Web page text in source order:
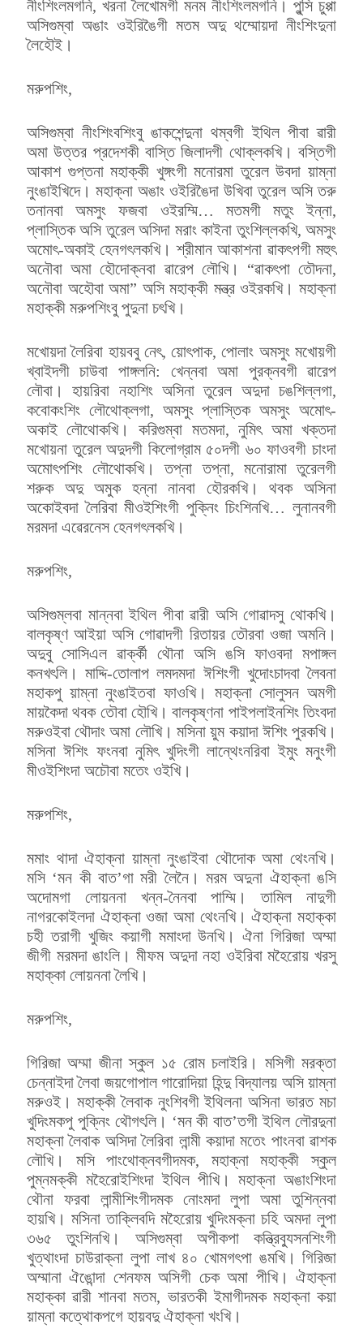
নীংশিংলমগনি, খরনা লৈখোমগী মনম নীংশিংলমগনি। পুন্সি চুপ্পা
অসিগুম্বা অঙাং ওইরিঙৈগী মতম অদু থম্মোয়দা নীংশিংদুনা
লৈহৌই।
মরুপশিং,
অসিগুম্বা নীংশিংবশিংবু ঙাকশেন্দুনা থম্বগী ইথিল পীবা ৱারী
অমা উত্তর প্রদেশকী বাস্তি জিলাদগী থোক্লকখি। বস্তিগী
আকাশ গুপ্তনা মহাক্কী খুঙ্গংগী মনোরমা তুরেল উবদা য়াম্না
নুংঙাইখিদে। মহাক্না অঙাং ওইরিঙৈদা উখিবা তুরেল অসি তরু
তনানবা অমসুং ফজবা ওইরম্মি… মতমগী মতুং ইন্না,
প্লাস্তিক অসি তুরেল অসিদা মরাং কাইনা তুংশিল্লকখি, অমসুং
অমোৎ-অকাই হেনগৎলকখি। শ্রীমান আকাশনা ৱাকৎপগী মহুৎ
অনৌবা অমা হৌদোক্নবা ৱারেপ লৌখি। “ৱাকৎপা তৌদনা,
অনৌবা অহৌবা অমা” অসি মহাক্কী মন্ত্র ওইরকখি। মহাক্না
মহাক্কী মরুপশিংবু পুদুনা চৎখি।
মখোয়দা লৈরিবা হায়ববু নেৎ, য়োৎপাক, পোলাং অমসুং মখোয়গী
খ্বাইদগী চাউবা পাঙ্গলনি: খেন্নবা অমা পুরক্নবগী ৱারেপ
লৌবা। হায়রিবা নহাশিং অসিনা তুরেল অদুদা চঙশিল্লগা,
কবোকংশিং লৌথোক্লগা, অমসুং প্লাস্তিক অমসুং অমোৎ-
অকাই লৌথোকখি। করিগুম্বা মতমদা, নুমিৎ অমা খক্তদা
মখোয়না তুরেল অদুদগী কিলোগ্রাম ৫০দগী ৬০ ফাওবগী চাংদা
অমোৎপশিং লৌথোকখি। তপ্না তপ্না, মনোরামা তুরেলগী
শরুক অদু অমুক হন্না নানবা হৌরকখি। থবক অসিনা
অকোইবদা লৈরিবা মীওইশিংগী পুক্নিং চিংশিনখি… লুনানবগী
মরমদা এৱেরনেস হেনগৎলকখি।
মরুপশিং,
অসিগুম্লবা মান্নবা ইথিল পীবা ৱারী অসি গোৱাদসু থোকখি।
বালকৃষ্ণ আইয়া অসি গোৱাদগী রিতায়র তৌরবা ওজা অমনি।
অদুবু সোসিএল ৱার্ক্কী থৌনা অসি ঙসি ফাওবদা মপাঙ্গল
কনখৎলি। মাদ্দি-তোলাপ লমদমদা ঈশিংগী খুদোংচাদবা লৈবনা
মহাকপু য়াম্না নুংঙাইতবা ফাওখি। মহাক্না সোলুসন অমগী
মায়কৈদা থবক তৌবা হৌখি। বালকৃষ্ণনা পাইপলাইনশিং তিংবদা
মরুওইবা থৌদাং অমা লৌখি। মসিনা য়ুম কয়াদা ঈশিং পুরকখি।
মসিনা ঈশিং ফংনবা নুমিৎ খুদিংগী লান্থেংনরিবা ইমুং মনুংগী
মীওইশিংদা অচৌবা মতেং ওইখি।
মরুপশিং,
মমাং থাদা ঐহাক্না য়াম্না নুংঙাইবা থৌদোক অমা থেংনখি।
মসি ‘মন কী বাত’গা মরী লৈনৈ। মরম অদুনা ঐহাক্না ঙসি
অদোমগা লোয়ননা খন্ন-নৈনবা পাম্মি। তামিল নাদুগী
নাগরকোইলদা ঐহাক্না ওজা অমা থেংনখি। ঐহাক্না মহাক্কা
চহী তরাগী খুজিং কয়াগী মমাংদা উনখি। ঐনা গিরিজা অম্মা
জীগী মরমদা ঙাংলি। মীফম অদুদা নহা ওইরিবা মহৈরোয় খরসু
মহাক্কা লোয়ননা লৈখি।
মরুপশিং,
গিরিজা অম্মা জীনা স্কুল ১৫ রোম চলাইরি। মসিগী মরক্তা
চেন্নাইদা লৈবা জয়গোপাল গারোদিয়া হিন্দু বিদ্যালয় অসি য়াম্না
মরুওই। মহাক্কী লৈবাক নুংশিবগী ইথিলনা অসিনা ভারত মচা
খুদিংমকপু পুক্নিং থৌগৎলি। ‘মন কী বাত’তগী ইথিল লৌরদুনা
মহাক্না লৈবাক অসিদা লৈরিবা লান্মী কয়াদা মতেং পাংনবা ৱাশক
লৌখি। মসি পাংথোক্নবগীদমক, মহাক্না মহাক্কী স্কুল
পুম্নমক্কী মহৈরোইশিংদা ইথিল পীখি। মহাক্না অঙাংশিংদা
থৌনা ফরবা লান্মীশিংগীদমক নোংমদা লুপা অমা তুশিন্নবা
হায়খি। মসিনা তাক্লিবদি মহৈরোয় খুদিংমক্না চহি অমদা লুপা
৩৬৫ তুংশিনখি। অসিগুম্বা অপীকপা কন্ত্রিব্যুসনশিংগী
খুত্থাংদা চাউরাক্না লুপা লাখ ৪০ খোমগৎপা ঙমখি। গিরিজা
অম্মানা ঐঙোন্দা শেনফম অসিগী চেক অমা পীখি। ঐহাক্না
মহাক্কা ৱারী শানবা মতম, ভারতকী ইমাগীদমক মহাক্না কয়া
য়াম্না কত্থোকপগে হায়বদু ঐহাক্না খংখি।